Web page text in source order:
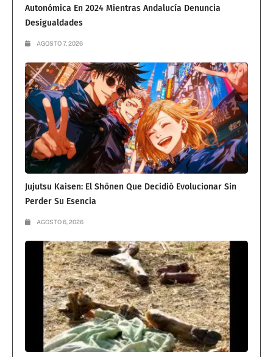
Autonómica En 2024 Mientras Andalucía Denuncia
Desigualdades
AGOSTO 7, 2026
Jujutsu Kaisen: El Shōnen Que Decidió Evolucionar Sin
Perder Su Esencia
AGOSTO 6, 2026